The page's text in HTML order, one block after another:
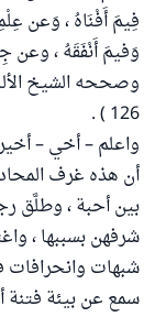
فِيمَ أَفْنَاهُ ، وَعن
وصححه الشيخ
126 ) .
واعلم – أخي –
أن هذه غرف
بين أحبة ، وطلَّق
شرفهن بسببها ،
شبهات وانحرافات
سمع عن بيئة فتنة